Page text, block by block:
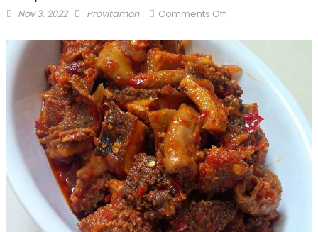
Posted
Nov 3, 2022 Author
Provitamon Comments Offon
gongso-
ala-
semarang-
akhirnya-
dapet-
rasa-
yg-
paling-
nampol-
buatku-
foto-
resep-